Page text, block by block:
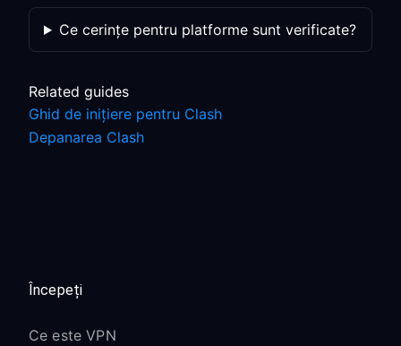
Ce cerințe pentru platforme sunt verificate?
Related guides
Ghid de inițiere pentru Clash
Depanarea Clash
Începeți
Ce este VPN